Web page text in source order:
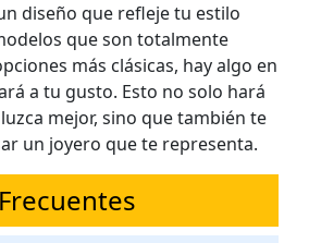
diseño que refleje tu estilo
que son totalmente
más clásicas, hay algo en
a tu gusto. Esto no solo hará
mejor, sino que también te
un joyero que te representa.